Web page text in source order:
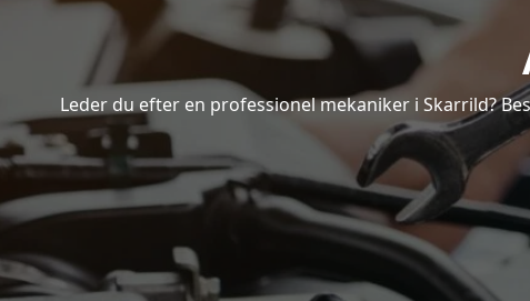
Leder du efter en professionel mekaniker i Skarrild?